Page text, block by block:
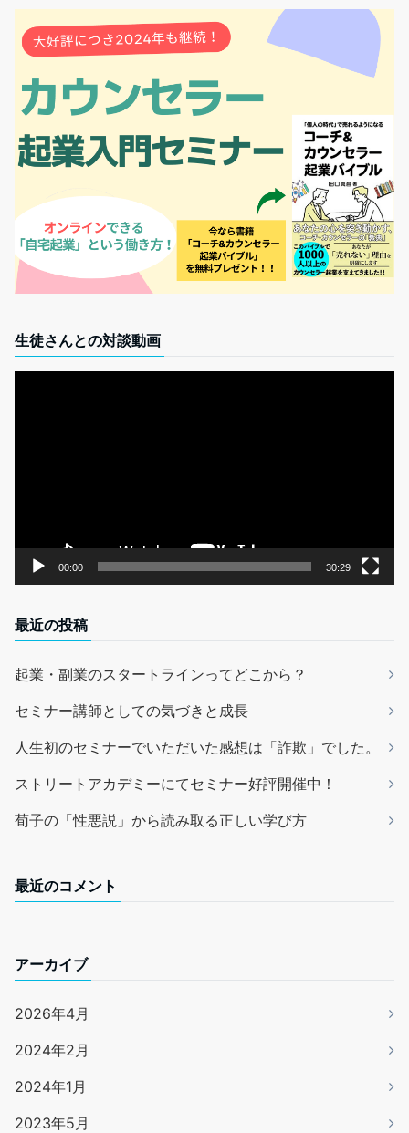
生徒さんとの対談動画
00:00 30:29
最近の投稿
起業・副業のスタートラインってどこから？
セミナー講師としての気づきと成長
人生初のセミナーでいただいた感想は「詐欺」でした。
ストリートアカデミーにてセミナー好評開催中！
荀子の「性悪説」から読み取る正しい学び方
最近のコメント
アーカイブ
2026年4月
2024年2月
2024年1月
2023年5月